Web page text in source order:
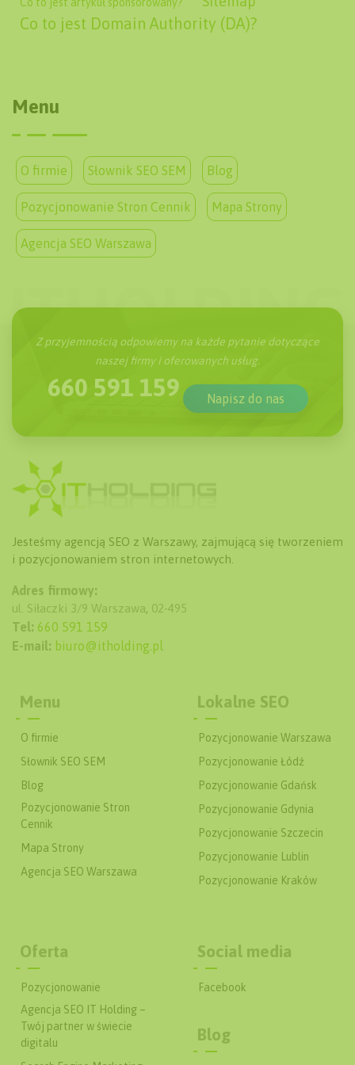
Co to jest Domain Authority (DA)?
Menu
O firmie Słownik SEO SEM Blog
Pozycjonowanie Stron Cennik Mapa Strony
Agencja SEO Warszawa
Z przyjemnością odpowiemy na każde pytanie dotyczące
naszej firmy i oferowanych usług.
660 591 159 Napisz do nas
Jesteśmy agencją SEO z Warszawy, zajmującą się tworzeniem
i pozycjonowaniem stron internetowych.
Adres firmowy:
ul. Siłaczki 3/9 Warszawa, 02-495
Tel: 660 591 159
E-mail: biuro@itholding.pl
Menu
O firmie
Słownik SEO SEM
Blog
Pozycjonowanie Stron
Cennik
Mapa Strony
Agencja SEO Warszawa
Lokalne SEO
Pozycjonowanie Warszawa
Pozycjonowanie Łódź
Pozycjonowanie Gdańsk
Pozycjonowanie Gdynia
Pozycjonowanie Szczecin
Pozycjonowanie Lublin
Pozycjonowanie Kraków
Oferta
Pozycjonowanie
Agencja SEO IT Holding –
Twój partner w świecie
digitalu
Social media
Facebook
Blog